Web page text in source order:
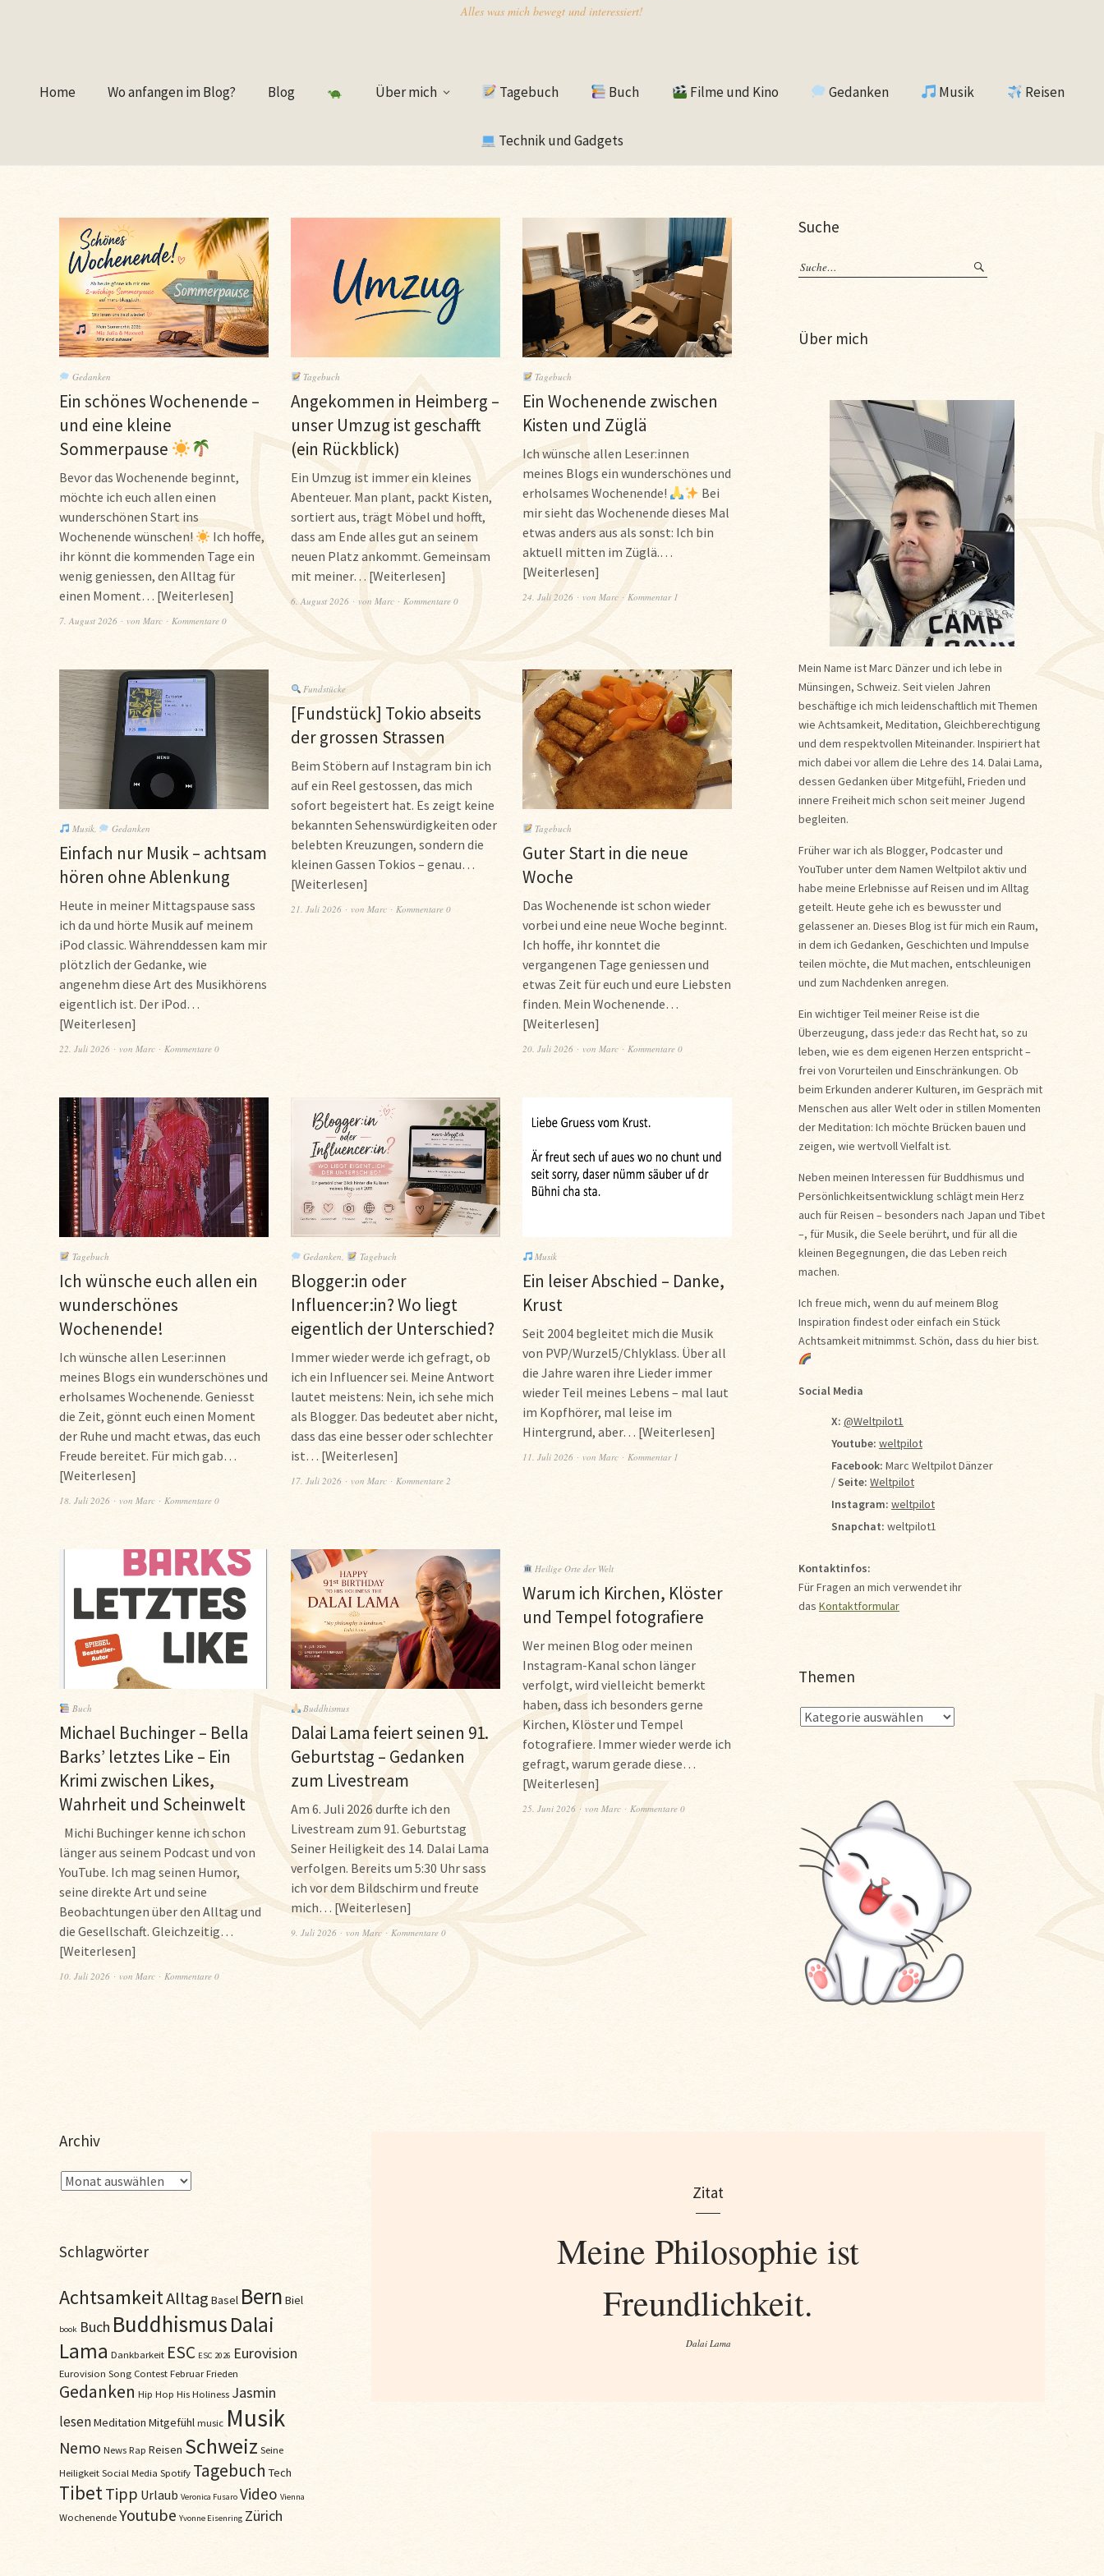
Alles was mich bewegt und interessiert!
Home Wo anfangen im Blog? Blog Über mich Tagebuch Buch Filme und Kino Gedanken Musik Reisen
Technik und Gadgets
Gedanken
Ein schönes Wochenende –
und eine kleine
Sommerpause
Bevor das Wochenende beginnt,
möchte ich euch allen einen
wunderschönen Start ins
Wochenende wünschen!
Ich hoffe,
ihr könnt die kommenden Tage ein
wenig geniessen, den Alltag für
einen Moment… Weiterlesen
7. August 2026 von Marc Kommentare 0
Tagebuch
Angekommen in Heimberg –
unser Umzug ist geschafft
(ein Rückblick)
Ein Umzug ist immer ein kleines
Abenteuer. Man plant, packt Kisten,
sortiert aus, trägt Möbel und hofft,
dass am Ende alles gut an seinem
neuen Platz ankommt. Gemeinsam
mit meiner… Weiterlesen
6. August 2026 von Marc Kommentare 0
Tagebuch
Ein Wochenende zwischen
Kisten und Züglä
Ich wünsche allen Leser:innen
meines Blogs ein wunderschönes und
erholsames Wochenende!
Bei
mir sieht das Wochenende dieses Mal
etwas anders aus als sonst: Ich bin
aktuell mitten im Züglä.…
Weiterlesen
24. Juli 2026 von Marc Kommentar 1
Musik, Gedanken
Einfach nur Musik – achtsam
hören ohne Ablenkung
Heute in meiner Mittagspause sass
ich da und hörte Musik auf meinem
iPod classic. Währenddessen kam mir
plötzlich der Gedanke, wie
angenehm diese Art des Musikhörens
eigentlich ist. Der iPod…
Weiterlesen
22. Juli 2026 von Marc Kommentare 0
Fundstücke
[Fundstück] Tokio abseits
der grossen Strassen
Beim Stöbern auf Instagram bin ich
auf ein Reel gestossen, das mich
sofort begeistert hat. Es zeigt keine
bekannten Sehenswürdigkeiten oder
belebten Kreuzungen, sondern die
kleinen Gassen Tokios – genau…
Weiterlesen
21. Juli 2026 von Marc Kommentare 0
Tagebuch
Guter Start in die neue
Woche
Das Wochenende ist schon wieder
vorbei und eine neue Woche beginnt.
Ich hoffe, ihr konntet die
vergangenen Tage geniessen und
etwas Zeit für euch und eure Liebsten
finden. Mein Wochenende…
Weiterlesen
20. Juli 2026 von Marc Kommentare 0
Tagebuch
Ich wünsche euch allen ein
wunderschönes
Wochenende!
Ich wünsche allen Leser:innen
meines Blogs ein wunderschönes und
erholsames Wochenende. Geniesst
die Zeit, gönnt euch einen Moment
der Ruhe und macht etwas, das euch
Freude bereitet. Für mich gab…
Weiterlesen
18. Juli 2026 von Marc Kommentare 0
Gedanken Tagebuch
Blogger:in oder
Influencer:in? Wo liegt
eigentlich der Unterschied?
Immer wieder werde ich gefragt, ob
ich ein Influencer sei. Meine Antwort
lautet meistens: Nein, ich sehe mich
als Blogger. Das bedeutet aber nicht,
dass das eine besser oder schlechter
ist… Weiterlesen
17. Juli 2026 von Marc Kommentare 2
Musik
Ein leiser Abschied – Danke,
Krust
Seit 2004 begleitet mich die Musik
von PVP/Wurzel5/Chlyklass. Über all
die Jahre waren ihre Lieder immer
wieder Teil meines Lebens – mal laut
im Kopfhörer, mal leise im
Hintergrund, aber… Weiterlesen
11. Juli 2026 von Marc Kommentar 1
Buch
Michael Buchinger – Bella
Barks’ letztes Like – Ein
Krimi zwischen Likes,
Wahrheit und Scheinwelt
Michi Buchinger kenne ich schon
länger aus seinem Podcast und von
YouTube. Ich mag seinen Humor,
seine direkte Art und seine
Beobachtungen über den Alltag und
die Gesellschaft. Gleichzeitig…
Weiterlesen
10. Juli 2026 von Marc Kommentare 0
Buddhismus
Dalai Lama feiert seinen 91.
Geburtstag – Gedanken
zum Livestream
Am 6. Juli 2026 durfte ich den
Livestream zum 91. Geburtstag
Seiner Heiligkeit des 14. Dalai Lama
verfolgen. Bereits um 5:30 Uhr sass
ich vor dem Bildschirm und freute
mich… Weiterlesen
9. Juli 2026 von Marc Kommentare 0
Heilige Orte der Welt
Warum ich Kirchen, Klöster
und Tempel fotografiere
Wer meinen Blog oder meinen
Instagram-Kanal schon länger
verfolgt, wird vielleicht bemerkt
haben, dass ich besonders gerne
Kirchen, Klöster und Tempel
fotografiere. Immer wieder werde ich
gefragt, warum gerade diese…
Weiterlesen
25. Juni 2026 von Marc Kommentare 0
Suche
Über mich
Mein Name ist Marc Dänzer und ich lebe in
Münsingen, Schweiz. Seit vielen Jahren
beschäftige ich mich leidenschaftlich mit Themen
wie Achtsamkeit, Meditation, Gleichberechtigung
und dem respektvollen Miteinander. Inspiriert hat
mich dabei vor allem die Lehre des 14. Dalai Lama,
dessen Gedanken über Mitgefühl, Frieden und
innere Freiheit mich schon seit meiner Jugend
begleiten.
Früher war ich als Blogger, Podcaster und
YouTuber unter dem Namen Weltpilotaktiv und
habe meine Erlebnisse auf Reisen und im Alltag
geteilt. Heute gehe ich es bewusster und
gelassener an. Dieses Blog ist für mich ein Raum,
in dem ich Gedanken, Geschichten und Impulse
teilen möchte, die Mut machen, entschleunigen
und zum Nachdenken anregen.
Ein wichtiger Teil meiner Reise ist die
Überzeugung, dass jede:r das Recht hat, so zu
leben, wie es dem eigenen Herzen entspricht –
frei von Vorurteilen und Einschränkungen. Ob
beim Erkunden anderer Kulturen, im Gespräch mit
Menschen aus aller Welt oder in stillen Momenten
der Meditation: Ich möchte Brücken bauen und
zeigen, wie wertvoll Vielfalt ist.
Neben meinen Interessen für Buddhismus und
Persönlichkeitsentwicklung schlägt mein Herz
auch für Reisen – besonders nach Japan und Tibet
–, für Musik, die Seele berührt, und für all die
kleinen Begegnungen, die das Leben reich
machen.
Ich freue mich, wenn du auf meinem Blog
Inspiration findest oder einfach ein Stück
Achtsamkeit mitnimmst. Schön, dass du hier bist.
Social Media
X: @Weltpilot1
Youtube: weltpilot
Facebook: Marc Weltpilot Dänzer
/Seite: Weltpilot
Instagram: weltpilot
Snapchat: weltpilot1
Kontaktinfos:
Für Fragen an mich verwendet ihr
das Kontaktformular
Themen
Archiv
Schlagwörter
AchtsamkeitAlltag Basel Bern Biel
book Buch BuddhismusDalai
Lama Dankbarkeit ESC ESC 2026 Eurovision
Eurovision Song ContestFebruarFrieden
Gedanken Hip Hop His Holiness Jasmin
lesenMeditation Mitgefühl music Musik
Nemo NewsRap Reisen Schweiz Seine
HeiligkeitSocial Media Spotify Tagebuch Tech
TibetTipp Urlaub Veronica Fusaro Video Vienna
WochenendeYoutube Yvonne Eisenring Zürich
Zitat
Meine Philosophie ist
Freundlichkeit.
Dalai Lama